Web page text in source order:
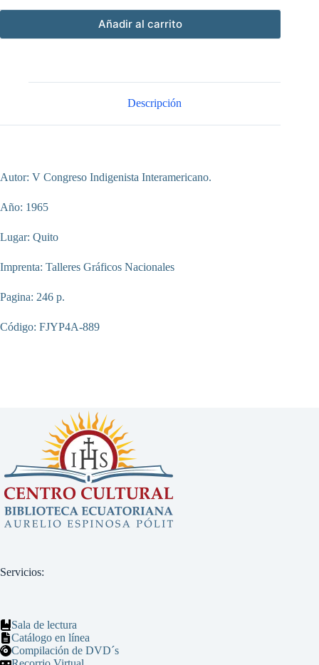
Añadir al carrito
Descripción
Autor: V Congreso Indigenista Interamericano.
Año: 1965
Lugar: Quito
Imprenta: Talleres Gráficos Nacionales
Pagina: 246 p.
Código: FJYP4A-889
Servicios:
Sala de lectura
Catálogo en línea
Compilación de DVD´s